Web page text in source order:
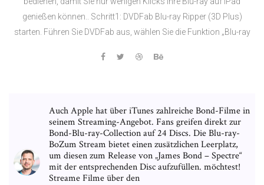
genießen können.. Schritt1: DVDFab Blu-ray Ripper (3D Plus)
starten. Führen Sie DVDFab aus, wählen Sie die Funktion „Blu-ray
Auch Apple hat über iTunes zahlreiche Bond-Filme in
seinem Streaming-Angebot. Fans greifen direkt zur
Bond-Blu-ray-Collection auf 24 Discs. Die Blu-ray-
BoZum Stream bietet einen zusätzlichen Leerplatz,
um diesen zum Release von „James Bond – Spectre“
mit der entsprechenden Disc aufzufüllen. möchtest!
Streame Filme über den